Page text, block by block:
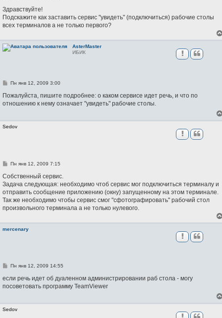
о
б
щ
е
е
Здравствуйте!
Подскажите как заставить сервис "увидеть" (подключиться) рабочие столы
всех терминалов а не только первого?
AsterMaster
ИБИК
С
о
щ
и
е
Пн янв 12, 2009 3:00
Пожалуйста, пишите подробнее: о каком сервисе идет речь, и что по
отношению к нему означает "увидеть" рабочие столы.
Sedov
С
о
щ
е
н
е
Пн янв 12, 2009 7:15
Собственный сервис.
Задача следующая: необходимо чтоб сервис мог подключиться терминалу и
отправить сообщение приложению (окну) запущенному на этом терминале.
Так же необходимо чтобы сервис смог "сфотографировать" рабочий стол
произвольного терминала а не только нулевого.
mercenary
С
о
щ
и
е
Пн янв 12, 2009 14:55
если речь идет об дуаленном администрировании раб стола - могу
посоветовать программу TeamViewer
Sedov